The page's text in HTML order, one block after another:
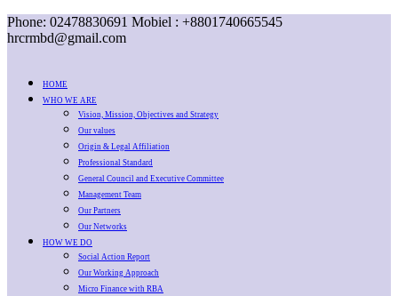
Phone: 02478830691 Mobiel : +8801740665545
hrcrmbd@gmail.com
HOME
WHO WE ARE
Vision, Mission, Objectives and Strategy
Our values
Origin & Legal Affiliation
Professional Standard
General Council and Executive Committee
Management Team
Our Partners
Our Networks
HOW WE DO
Social Action Report
Our Working Approach
Micro Finance with RBA